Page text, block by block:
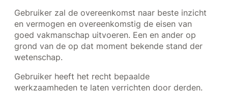
Gebruiker zal de overeenkomst naar beste inzicht
en vermogen en overeenkomstig de eisen van
goed vakmanschap uitvoeren. Een en ander op
grond van de op dat moment bekende stand der
wetenschap.
Gebruiker heeft het recht bepaalde
werkzaamheden te laten verrichten door derden.